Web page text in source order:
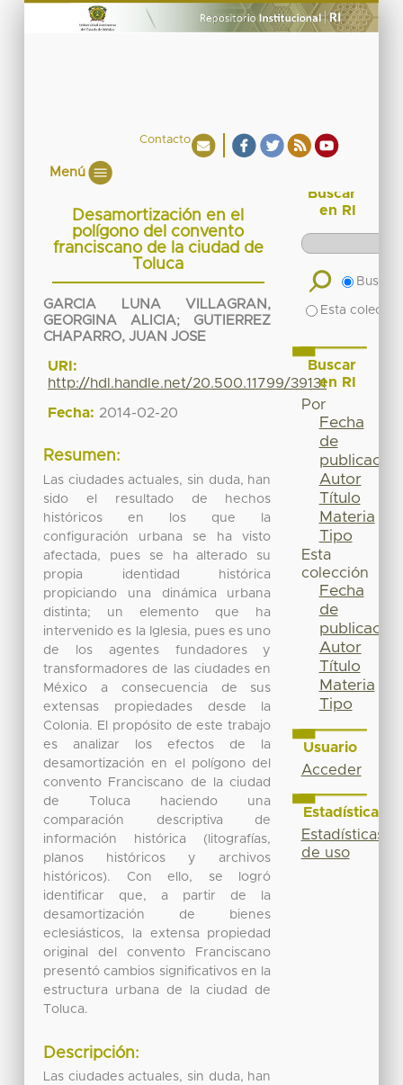
Contacto
Menú
Desamortización en el
polígono del convento
franciscano de la ciudad de
Toluca
GARCIA LUNA VILLAGRAN,
GEORGINA ALICIA; GUTIERREZ
CHAPARRO, JUAN JOSE
URI:
http://hdl.handle.net/20.500.11799/39131
Fecha: 2014-02-20
Resumen:
Las ciudades actuales, sin duda, han
sido el resultado de hechos
históricos en los que la
configuración urbana se ha visto
afectada, pues se ha alterado su
propia identidad histórica
propiciando una dinámica urbana
distinta; un elemento que ha
intervenido es la Iglesia, pues es uno
de los agentes fundadores y
transformadores de las ciudades en
México a consecuencia de sus
extensas propiedades desde la
Colonia. El propósito de este trabajo
es analizar los efectos de la
desamortización en el polígono del
convento Franciscano de la ciudad
de Toluca haciendo una
comparación descriptiva de
información histórica (litografías,
planos históricos y archivos
históricos). Con ello, se logró
identificar que, a partir de la
desamortización de bienes
eclesiásticos, la extensa propiedad
original del convento Franciscano
presentó cambios significativos en la
estructura urbana de la ciudad de
Toluca.
Descripción:
Las ciudades actuales, sin duda, han
Buscar
en RI
Buscar
Esta
Buscar
en RI
Por
Fecha
de
publicación
Autor
Título
Materia
Tipo
Esta
colección
Fecha
de
publicación
Autor
Título
Materia
Tipo
Usuario
Acceder
Estadísticas
Estadísticas
de uso